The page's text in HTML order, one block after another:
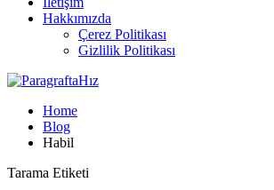
Hakkımızda
Çerez Politikası
Gizlilik Politikası
Home
Blog
Habil
Tarama Etiketi